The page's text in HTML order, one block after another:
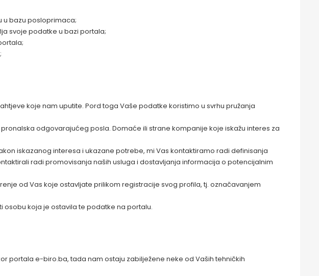
u bazu posloprimaca;
svoje podatke u bazi portala;
koje nam uputite. Pord toga Vaše podatke koristimo u svrhu pružanja
odgovarajućeg posla. Domaće ili strane kompanije koje iskažu interes za
iskazanog interesa i ukazane potrebe, mi Vas kontaktiramo radi definisanja
radi promovisanja naših usluga i dostavljanja informacija o potencijalnim
od Vas koje ostavljate prilikom registracije svog profila, tj. označavanjem
osobu koja je ostavila te podatke na portalu.
portala e-biro.ba, tada nam ostaju zabilježene neke od Vaših tehničkih